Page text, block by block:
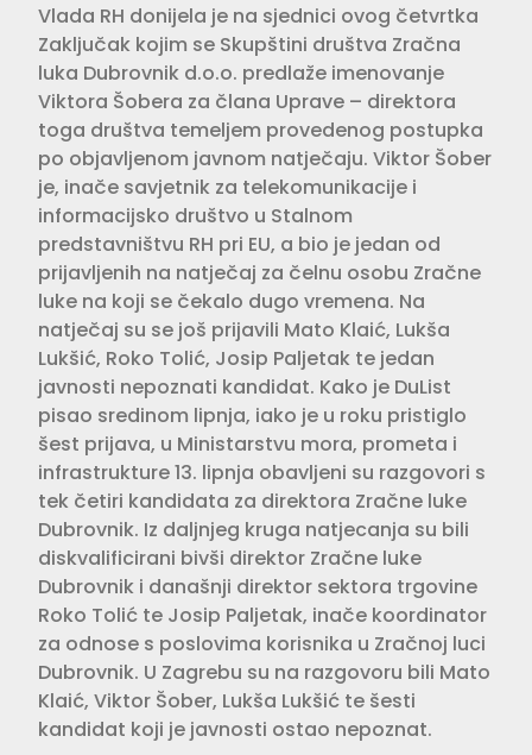
Vlada RH donijela je na sjednici ovog četvrtka
Zaključak kojim se Skupštini društva Zračna
luka Dubrovnik d.o.o. predlaže imenovanje
Viktora Šobera za člana Uprave – direktora
toga društva temeljem provedenog postupka
po objavljenom javnom natječaju. Viktor Šober
je, inače savjetnik za telekomunikacije i
informacijsko društvo u Stalnom
predstavništvu RH pri EU, a bio je jedan od
prijavljenih na natječaj za čelnu osobu Zračne
luke na koji se čekalo dugo vremena. Na
natječaj su se još prijavili Mato Klaić, Lukša
Lukšić, Roko Tolić, Josip Paljetak te jedan
javnosti nepoznati kandidat. Kako je DuList
pisao sredinom lipnja, iako je u roku pristiglo
šest pri­java, u Ministarstvu mora, prometa i
infrastrukture 13. lipnja obavljeni su razgovori s
tek četiri kandidata za direktora Zračne luke
Dubrovnik. Iz daljnjeg kruga natjecanja su bili
diskvalifici­rani bivši direktor Zračne luke
Dubrov­nik i današnji direktor sektora trgovine
Roko Tolić te Josip Paljetak, inače koordinator
za odnose s poslovima korisnika u Zračnoj luci
Dubrovnik. U Zagrebu su na razgovoru bili Mato
Klaić, Viktor Šober, Lukša Lukšić te šesti
kandidat koji je javnosti ostao nepoznat.